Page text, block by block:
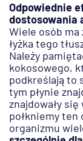
Odpowiednie
dostosowania
Wiele osób ma
łyżka tego
Należy
kokosowego,
podkreślają to
tym płynie
znajdowały
połkniemy ten
organizmu